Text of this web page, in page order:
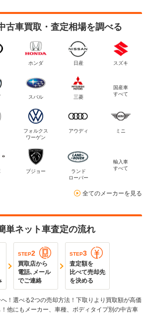
古車買取・査定相場を調べる
ホンダ 日産 スズキ
スバル 三菱
国産車
すべて
フォルクス
ワーゲン
アウディ ミニ
プジョー
ランド
ローバー
輸入車
すべて
全てのメーカーを見る
単ネット車査定の流れ
STEP2
買取店から
電話､メール
でご連絡
STEP3
査定額を
比べて売却先
を決める
！選べる2つの売却方法！下取りより買取額が高価
他にもメーカー、車種、ボディタイプ別の中古車